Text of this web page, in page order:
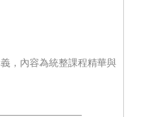
，內容為統整課程精華與